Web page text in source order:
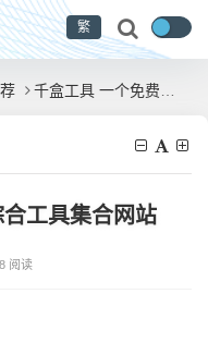
繁
千盒工具 一个免费在线的综合工具集合网站
工具集合网站
阅读